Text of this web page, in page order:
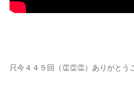
只今４４５回（👏👏👏）ありがとう